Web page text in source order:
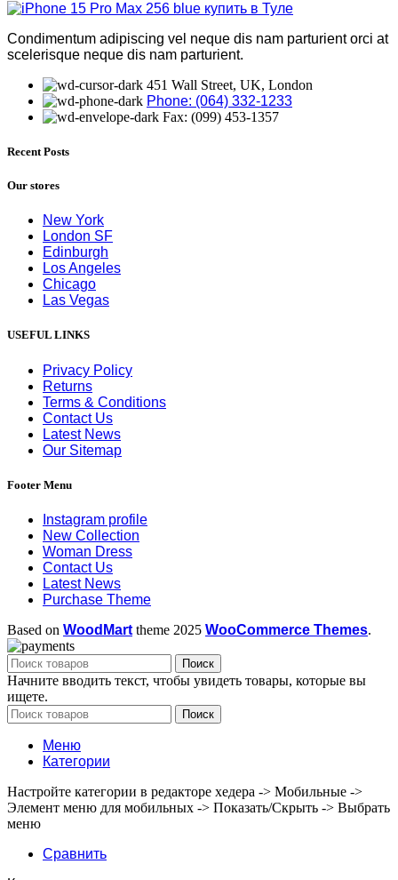
Condimentum adipiscing vel neque dis nam parturient orci at
scelerisque neque dis nam parturient.
451 Wall Street, UK, London
Phone: (064) 332-1233
Fax: (099) 453-1357
Recent Posts
Our stores
New York
London SF
Edinburgh
Los Angeles
Chicago
Las Vegas
USEFUL LINKS
Privacy Policy
Returns
Terms & Conditions
Contact Us
Latest News
Our Sitemap
Footer Menu
Instagram profile
New Collection
Woman Dress
Contact Us
Latest News
Purchase Theme
Based on WoodMart theme 2025 WooCommerce Themes.
Поиск
Начните вводить текст, чтобы увидеть товары, которые вы
ищете.
Поиск
Меню
Категории
Настройте категории в редакторе хедера -> Мобильные ->
Элемент меню для мобильных -> Показать/Скрыть -> Выбрать
меню
Сравнить